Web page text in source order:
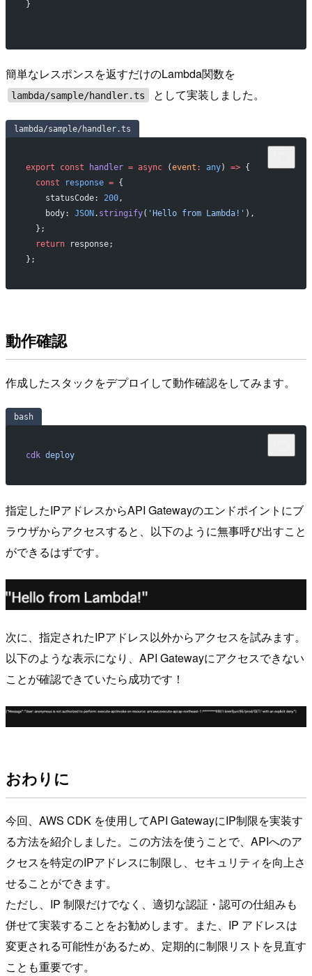
}
簡単なレスポンスを返すだけのLambda関数を
lambda/sample/handler.ts として実装しました。
lambda/sample/handler.ts
export const handler = async (event : any) => {
  const
response = {
    statusCode:
200,
    body:
JSON . stringify( 'Hello from Lambda!' ),
  };
  return
response;
};
動作確認
作成したスタックをデプロイして動作確認をしてみます。
bash
cdk deploy
指定したIPアドレスからAPI Gatewayのエンドポイントにブ
ラウザからアクセスすると、以下のように無事呼び出すこと
ができるはずです。
次に、指定されたIPアドレス以外からアクセスを試みます。
以下のような表示になり、API Gatewayにアクセスできない
ことが確認できていたら成功です！
おわりに
今回、AWS CDK を使用してAPI GatewayにIP制限を実装す
る方法を紹介しました。この方法を使うことで、APIへのア
クセスを特定のIPアドレスに制限し、セキュリティを向上さ
せることができます。
ただし、IP 制限だけでなく、適切な認証・認可の仕組みも
併せて実装することをお勧めします。また、IP アドレスは
変更される可能性があるため、定期的に制限リストを見直す
ことも重要です。